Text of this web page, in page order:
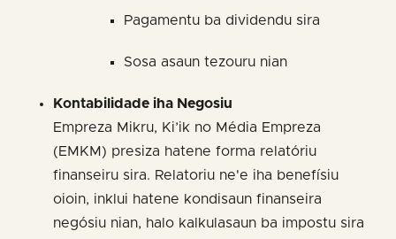
Pagamentu ba dividendu sira
Sosa asaun tezouru nian
Kontabilidade iha Negosiu
Empreza Mikru, Ki’ik no Média Empreza
(EMKM) presiza hatene forma relatóriu
finanseiru sira. Relatoriu ne'e iha benefísiu
oioin, inklui hatene kondisaun finanseira
negósiu nian, halo kalkulasaun ba impostu sira